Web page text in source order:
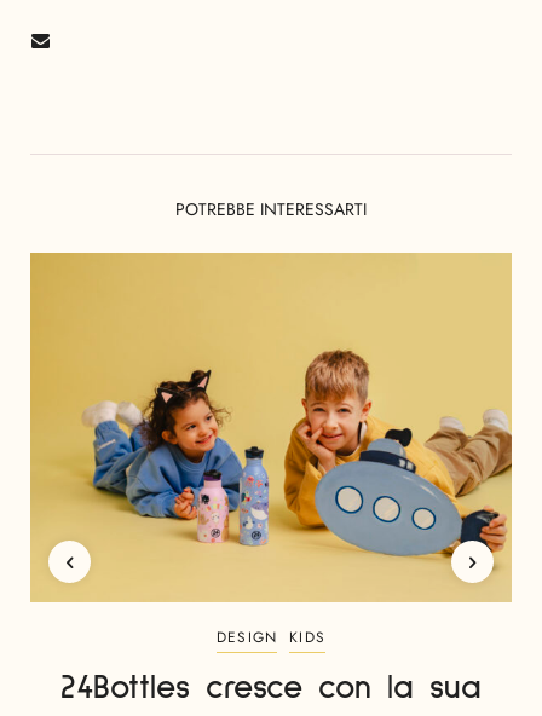
POTREBBE INTERESSARTI
DESIGN KIDS
24Bottles cresce con la sua